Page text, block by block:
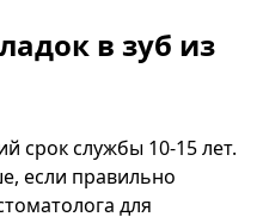
в зуб из
срок службы 10-15 лет.
если правильно
для